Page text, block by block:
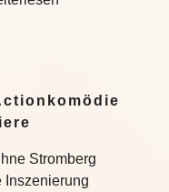
Stromberg
Inszenierung